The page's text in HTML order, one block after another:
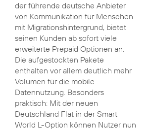
der führende deutsche Anbieter
von Kommunikation für Menschen
mit Migrationshintergrund, bietet
seinen Kunden ab sofort viele
erweiterte Prepaid Optionen an.
Die aufgestockten Pakete
enthalten vor allem deutlich mehr
Volumen für die mobile
Datennutzung. Besonders
praktisch: Mit der neuen
Deutschland Flat in der Smart
World L-Option können Nutzer nun